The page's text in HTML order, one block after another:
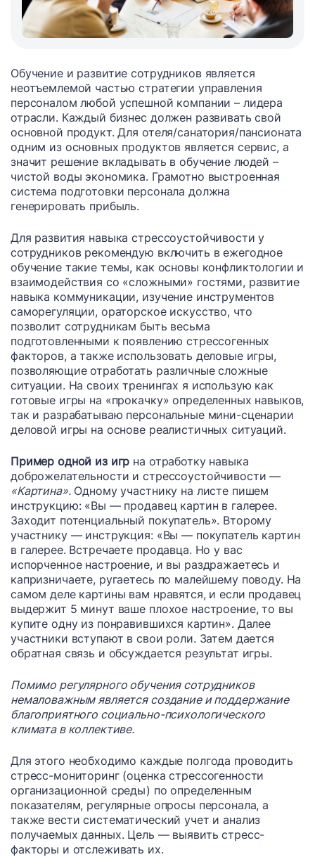
Обучение и развитие сотрудников является
неотъемлемой частью стратегии управления
персоналом любой успешной компании – лидера
отрасли. Каждый бизнес должен развивать свой
основной продукт. Для отеля/санатория/пансионата
одним из основных продуктов является сервис, а
значит решение вкладывать в обучение людей –
чистой воды экономика. Грамотно выстроенная
система подготовки персонала должна
генерировать прибыль.
Для развития навыка стрессоустойчивости у
сотрудников рекомендую включить в ежегодное
обучение такие темы, как основы конфликтологии и
взаимодействия со «сложными» гостями, развитие
навыка коммуникации, изучение инструментов
саморегуляции, ораторское искусство, что
позволит сотрудникам быть весьма
подготовленными к появлению стрессогенных
факторов, а также использовать деловые игры,
позволяющие отработать различные сложные
ситуации. На своих тренингах я использую как
готовые игры на «прокачку» определенных навыков,
так и разрабатываю персональные мини-сценарии
деловой игры на основе реалистичных ситуаций.
Пример одной из игр на отработку навыка
доброжелательности и стрессоустойчивости —
«Картина».Одному участнику на листе пишем
инструкцию: «Вы — продавец картин в галерее.
Заходит потенциальный покупатель». Второму
участнику — инструкция: «Вы — покупатель картин
в галерее. Встречаете продавца. Но у вас
испорченное настроение, и вы раздражаетесь и
капризничаете, ругаетесь по малейшему поводу. На
самом деле картины вам нравятся, и если продавец
выдержит 5 минут ваше плохое настроение, то вы
купите одну из понравившихся картин». Далее
участники вступают в свои роли. Затем дается
обратная связь и обсуждается результат игры.
Помимо регулярного обучения сотрудников
немаловажным является создание и поддержание
благоприятного социально-психологического
климата в коллективе.
Для этого необходимо каждые полгода проводить
стресс-мониторинг (оценка стрессогенности
организационной среды) по определенным
показателям, регулярные опросы персонала, а
также вести систематический учет и анализ
получаемых данных. Цель — выявить стресс-
факторы и отслеживать их.